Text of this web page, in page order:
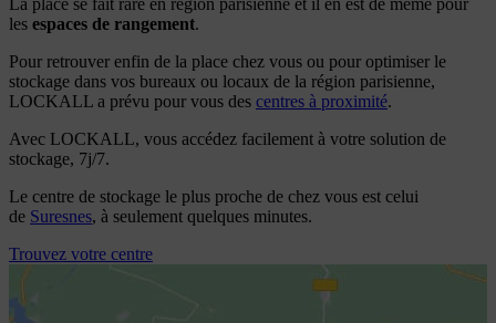
La place se fait rare en région parisienne et il en est de même pour
les espaces de rangement.
Pour retrouver enfin de la place chez vous ou pour optimiser le
stockage dans vos bureaux ou locaux de la région parisienne,
LOCKALL a prévu pour vous des centres à proximité.
Avec LOCKALL, vous accédez facilement à votre solution de
stockage, 7j/7.
Le centre de stockage le plus proche de chez vous est celui
de Suresnes, à seulement quelques minutes.
Trouvez votre centre